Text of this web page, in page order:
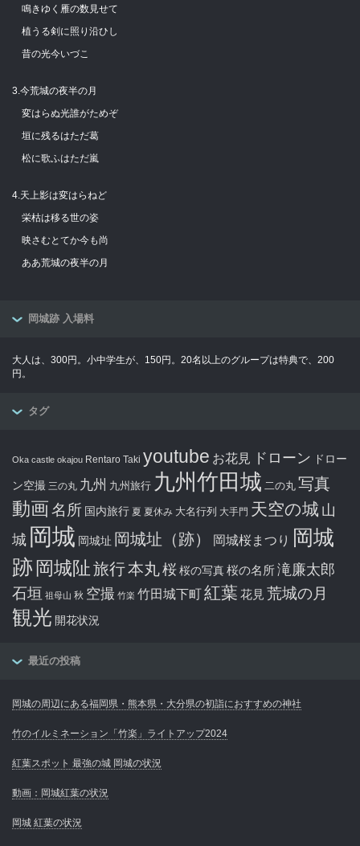
鳴きゆく雁の数見せて
植うる剣に照り沿ひし
昔の光今いづこ
3.今荒城の夜半の月
変はらぬ光誰がためぞ
垣に残るはただ葛
松に歌ふはただ嵐
4.天上影は変はらねど
栄枯は移る世の姿
映さむとてか今も尚
ああ荒城の夜半の月
岡城跡 入場料
大人は、300円。小中学生が、150円。20名以上のグループは特典で、200
円。
タグ
Oka castle okajou Rentaro Taki youtube お花見 ドローン ドロー
ン空撮 三の丸 九州 九州旅行 九州竹田城 二の丸 写真
動画名所 国内旅行 夏 夏休み 大名行列 大手門 天空の城 山
城 岡城 岡城址 岡城址（跡） 岡城桜まつり
岡城
跡 岡城阯旅行本丸桜桜の写真桜の名所滝廉太郎
石垣 祖母山 秋 空撮 竹楽 竹田城下町紅葉 花見 荒城の月
観光 開花状況
最近の投稿
岡城の周辺にある福岡県・熊本県・大分県の初詣におすすめの神社
竹のイルミネーション「竹楽」ライトアップ2024
紅葉スポット 最強の城 岡城の状況
動画：岡城紅葉の状況
岡城 紅葉の状況